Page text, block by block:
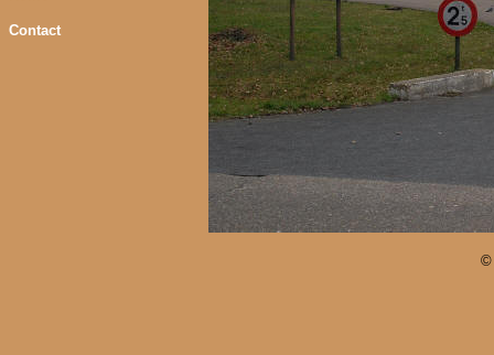
Contact
©